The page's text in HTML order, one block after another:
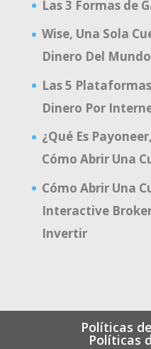
Las 3 Formas de
Wise, Una Sola
Dinero Del Mundo
Las 5
Dinero Por
¿Qué Es
Cómo Abrir Una
Cómo Abrir Una
Interactive
Invertir
Políticas
Políticas